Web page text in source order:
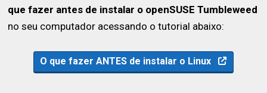
que fazer antes de instalar o openSUSE Tumbleweed
no seu computador acessando o tutorial abaixo:
O que fazer ANTES de instalar o Linux